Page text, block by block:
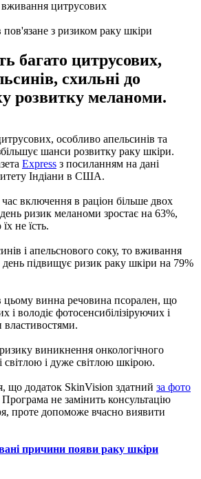
з ризиком раку шкіри
багато цитрусових,
схильні до
розвитку меланоми.
особливо апельсинів та
шанси розвитку раку шкіри.
Express з посиланням на дані
Індіани в США.
час включення в раціон більше двох
ризик меланоми зростає на 63%,
не їсть.
і апельснового соку, то вживання
день підвищує ризик раку шкіри на 79%
винна речовина псорален, що
і володіє фотосенсибілізіруючих і
виникнення онкологічного
світлою і дуже світлою шкірою.
що додаток SkinVision здатний за фото
Програма не замінить консультацію
проте допоможе вчасно виявити
причини появи раку шкіри